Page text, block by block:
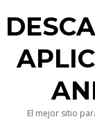
El mejor sitio